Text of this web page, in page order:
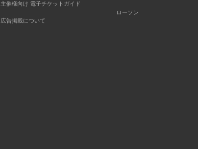
主催様向け 電子チケットガイド
広告掲載について
ローソン